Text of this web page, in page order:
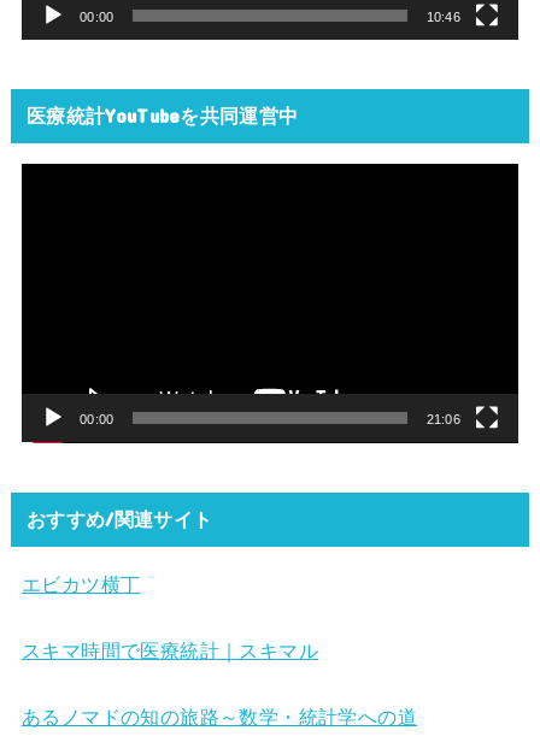
00:00 10:46
医療統計YouTubeを共同運営中
00:00 21:06
おすすめ/関連サイト
エビカツ横丁
スキマ時間で医療統計｜スキマル
あるノマドの知の旅路～数学・統計学への道